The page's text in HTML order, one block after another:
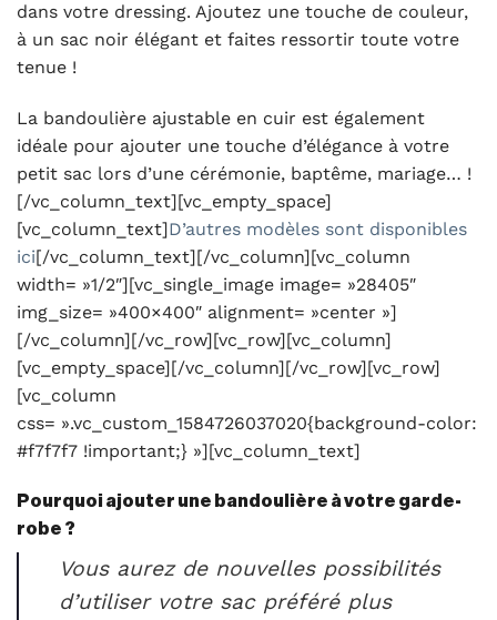
dans votre dressing. Ajoutez une touche de couleur,
à un sac noir élégant et faites ressortir toute votre
tenue !
La bandoulière ajustable en cuir est également
idéale pour ajouter une touche d’élégance à votre
petit sac lors d’une cérémonie, baptême, mariage… !
[/vc_column_text][vc_empty_space]
[vc_column_text]D’autres modèles sont disponibles
ici[/vc_column_text][/vc_column][vc_column
width= »1/2″][vc_single_image image= »28405″
img_size= »400×400″ alignment= »center »]
[/vc_column][/vc_row][vc_row][vc_column]
[vc_empty_space][/vc_column][/vc_row][vc_row]
[vc_column
css= ».vc_custom_1584726037020{background-color:
#f7f7f7 !important;} »][vc_column_text]
Pourquoi ajouter une bandoulière à votre garde-
robe ?
Vous aurez de nouvelles possibilités
d’utiliser votre sac préféré plus